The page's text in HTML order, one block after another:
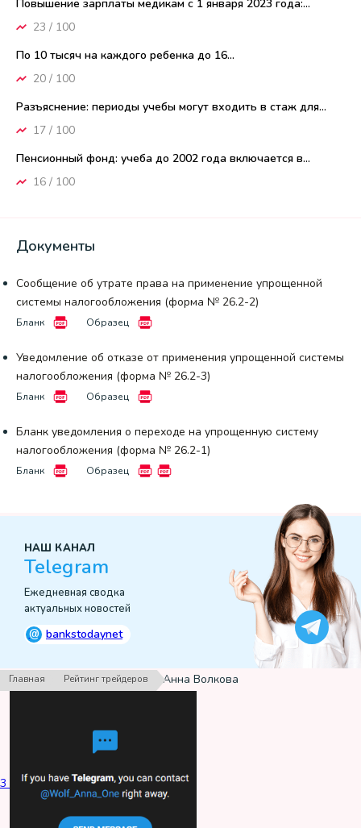
Повышение зарплаты медикам с 1 января 2023 года:...
23 / 100
По 10 тысяч на каждого ребенка до 16...
20 / 100
Разъяснение: периоды учебы могут входить в стаж для...
17 / 100
Пенсионный фонд: учеба до 2002 года включается в...
16 / 100
Документы
Сообщение об утрате права на применение упрощенной
системы налогообложения (форма № 26.2-2)
Бланк Образец
Уведомление об отказе от применения упрощенной системы
налогообложения (форма № 26.2-3)
Бланк Образец
Бланк уведомления о переходе на упрощенную систему
налогообложения (форма № 26.2-1)
Бланк Образец
НАШ КАНАЛ
Telegram
Ежедневная сводка
актуальных новостей
@ bankstodaynet
Главная Рейтинг трейдеров ›Анна Волкова
3